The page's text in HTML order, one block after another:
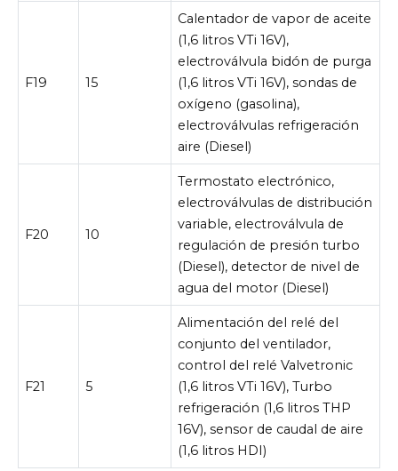
F19 15
Calentador de vapor de aceite
(1,6 litros VTi 16V),
electroválvula bidón de purga
(1,6 litros VTi 16V), sondas de
oxígeno (gasolina),
electroválvulas refrigeración
aire (Diesel)
F20 10
Termostato electrónico,
electroválvulas de distribución
variable, electroválvula de
regulación de presión turbo
(Diesel), detector de nivel de
agua del motor (Diesel)
F21 5
Alimentación del relé del
conjunto del ventilador,
control del relé Valvetronic
(1,6 litros VTi 16V), Turbo
refrigeración (1,6 litros THP
16V), sensor de caudal de aire
(1,6 litros HDI)